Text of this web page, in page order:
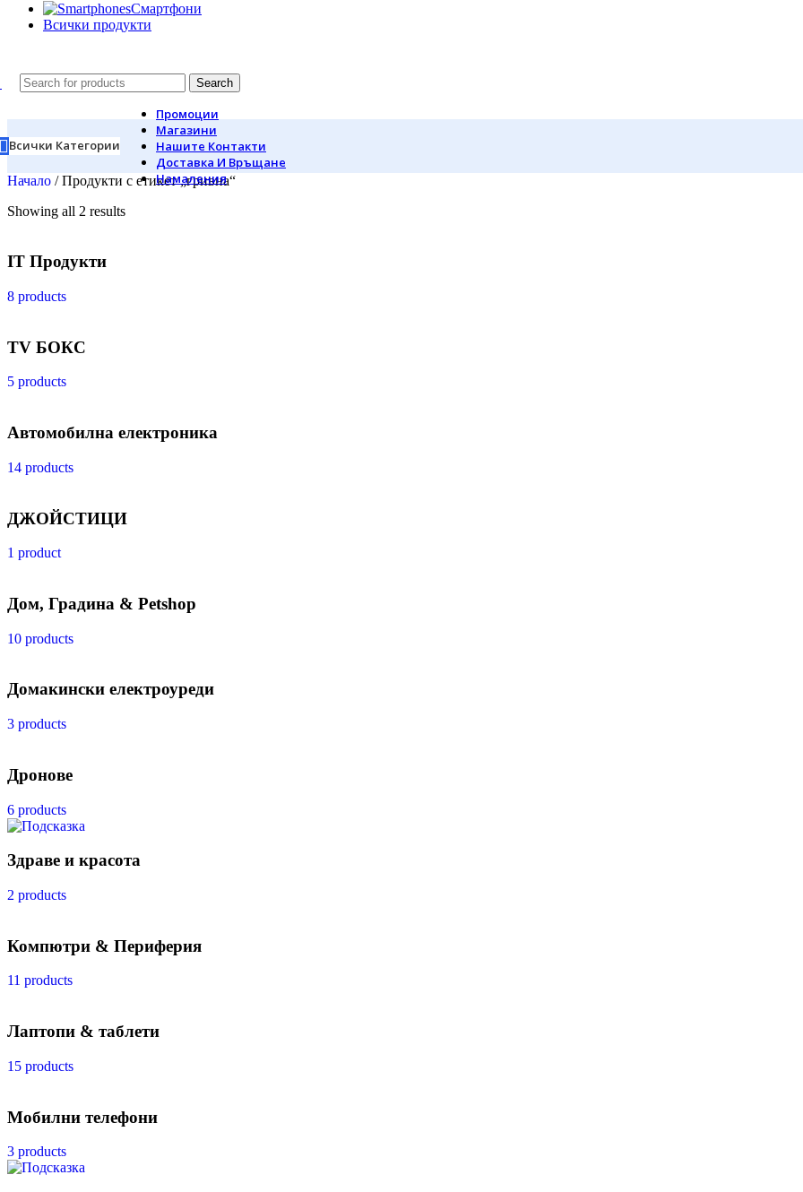
Смартфони
Всички продукти
Search
Всички Категории
Промоции
Магазини
Нашите Контакти
Доставка И Връщане
Намаления
Начало / Продукти с етикет „гривна“
Showing all 2 results
IT Продукти
8 products
TV БОКС
5 products
Автомобилна електроника
14 products
ДЖОЙСТИЦИ
1 product
Дом, Градина & Petshop
10 products
Домакински електроуреди
3 products
Дронове
6 products
Здраве и красота
2 products
Компютри & Периферия
11 products
Лаптопи & таблети
15 products
Мобилни телефони
3 products